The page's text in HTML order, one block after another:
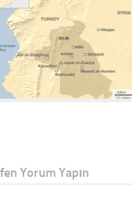
Yorum Yapın